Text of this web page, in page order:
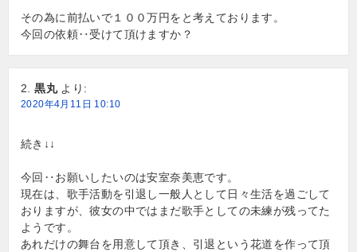
その為に前払いで１００万円をと考えております。
今回の依頼‥受けて頂けますか？
黒丸 より:
2020年4月11日 10:10
続き↓↓
今回‥お願いしたいのは安室奈美恵です。
現在は、歌手活動を引退し一般人として日々生活を過ごして
おりますが、彼女の中ではまだ歌手としての未練が残ってた
ようです。
あれだけの舞台を用意して頂き、引退という花道を作って頂